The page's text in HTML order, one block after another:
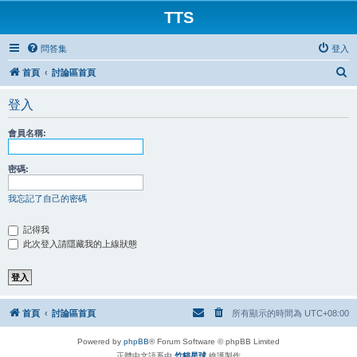
TTS
問答集 登入
首頁 討論區首頁
登入
會員名稱:
密碼:
我忘記了自己的密碼
記得我
此次登入請隱藏我的上線狀態
首頁 討論區首頁 所有顯示的時間為 UTC+08:00
Powered by phpBB® Forum Software © phpBB Limited